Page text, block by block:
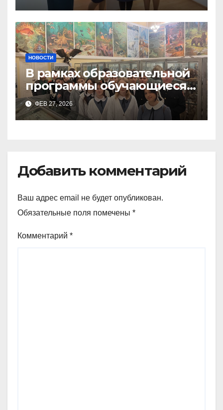
НОВОСТИ
В рамках образовательной
программы обучающиеся
9а,8,9б классов посетили
зоологический музей и
ФЕВ 27, 2026
Добавить комментарий
Ваш адрес email не будет опубликован.
Обязательные поля помечены *
Комментарий *